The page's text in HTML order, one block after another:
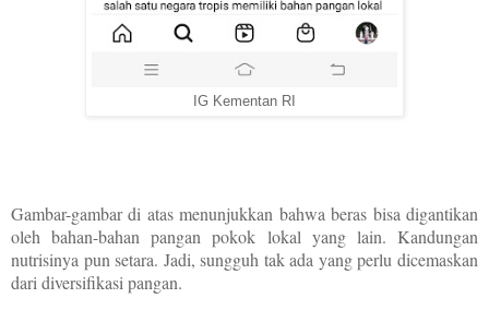
IG Kementan RI
Gambar-gambar di atas menunjukkan bahwa beras bisa digantikan
oleh bahan-bahan pangan pokok lokal yang lain. Kandungan
nutrisinya pun setara. Jadi, sungguh tak ada yang perlu dicemaskan
dari diversifikasi pangan.